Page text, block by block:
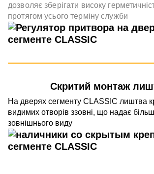
дозволяє зберігати високу
протягом усього терміну служби
Скритий монтаж
На дверях сегменту CLASSIC лиштва
видимих отворів ззовні, що надає
зовнішнього виду